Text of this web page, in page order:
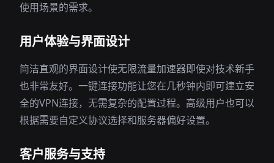
使用场景的需求。
用户体验与界面设计
简洁直观的界面设计使无限流量加速器即使对技术新手
也非常友好。一键连接功能让您在几秒钟内即可建立安
全的VPN连接，无需复杂的配置过程。高级用户也可以
根据需要自定义协议选择和服务器偏好设置。
客户服务与支持